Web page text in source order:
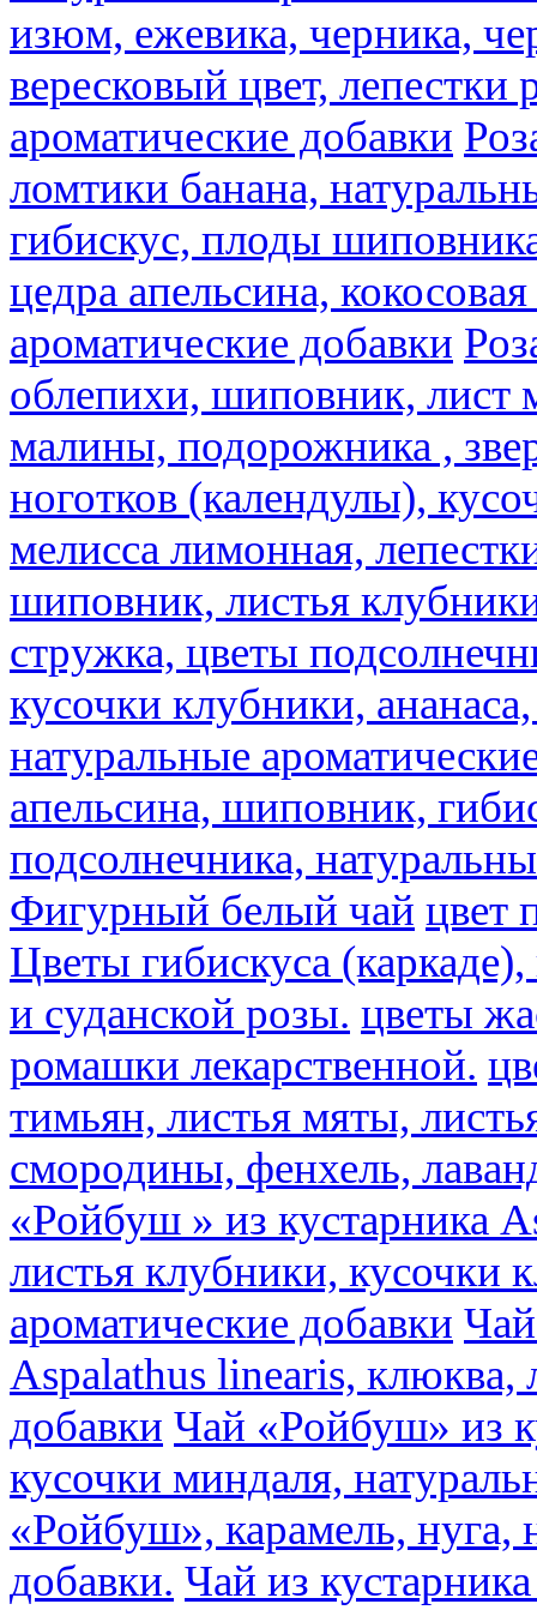
изюм, ежевика, черника,
вересковый цвет, лепестки
ароматические добавки
ломтики банана,
гибискус, плоды
цедра апельсина,
ароматические добавки
облепихи, шиповник, лист
малины, подорожника ,
ноготков (календулы),
мелисса лимонная,
шиповник, листья
стружка, цветы
кусочки клубники,
натуральные
апельсина, шиповник,
подсолнечника,
Фигурный белый чай цвет
Цветы гибискуса
и суданской розы. цветы
ромашки лекарственной.
тимьян, листья мяты,
смородины, фенхель,
«Ройбуш » из кустарника
листья клубники, кусочки
ароматические добавки
Aspalathus linearis, клюква,
добавки Чай «Ройбуш» из
кусочки миндаля,
«Ройбуш», карамель, нуга,
добавки. Чай из